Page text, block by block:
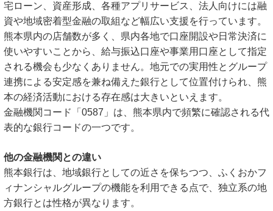
宅ローン、資産形成、各種アプリサービス、法人向けには融
資や地域密着型金融の取組など幅広い支援を行っています。
熊本県内の店舗数が多く、県内各地で口座開設や日常決済に
使いやすいことから、給与振込口座や事業用口座として指定
される機会も少なくありません。地元での実用性とグループ
連携による安定感を兼ね備えた銀行として位置付けられ、熊
本の経済活動における存在感は大きいといえます。
金融機関コード「0587」は、熊本県内で頻繁に確認される代
表的な銀行コードの一つです。
他の金融機関との違い
熊本銀行は、地域銀行としての近さを保ちつつ、ふくおかフ
ィナンシャルグループの機能を利用できる点で、独立系の地
方銀行とは性格が異なります。